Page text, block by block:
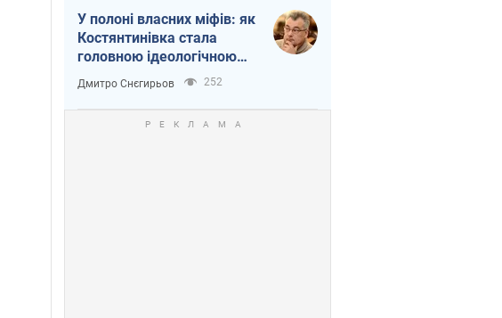
У полоні власних міфів: як
Костянтинівка стала
головною ідеологічною
пасткою для російських
окупантів
Дмитро Снєгирьов 252